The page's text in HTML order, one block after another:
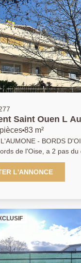
A.P.
Saint Ouen L
m2 - Dernier
52m²
83 m²
- BORDS
de l'Oise, a 2 pas du
un très bel immeuble
un magnifique
offrant une terrasse de
lumineux donnant
de bains, salle d'eau.
sol. Nombreux
RARE SUR LE
Agent commercial
L'ANNONCE